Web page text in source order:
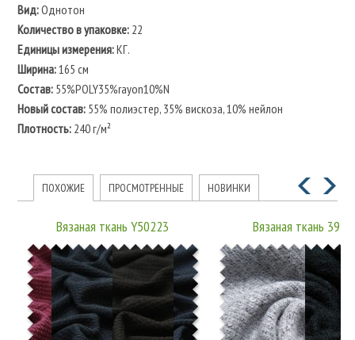
Вид:Однотон
Количество в упаковке:22
Единицы измерения:КГ.
Ширина:165 см
Состав:55%POLY35%rayon10%N
Новый состав:55% полиэстер, 35% вискоза, 10% нейлон
Плотность:240 г/м²
ПОХОЖИЕ ПРОСМОТРЕННЫЕ НОВИНКИ
Вязаная ткань Y50223 Вязаная ткань 39-